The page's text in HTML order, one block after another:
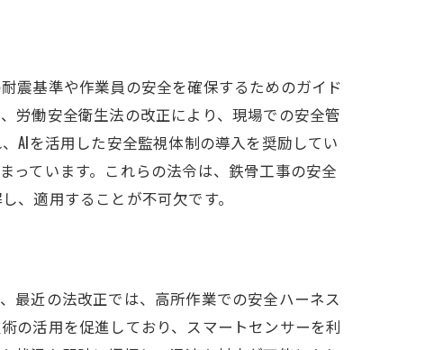
震基準や作業員の安全を確保するためのガイド
労働安全衛生法の改正により、現場での安全管
AIを活用した安全監視体制の導入を奨励してい
っています。これらの法令は、鉄骨工事の安全
、適用することが不可欠です。
最近の法改正では、高所作業での安全ハーネス
の活用を促進しており、スマートセンサーを利